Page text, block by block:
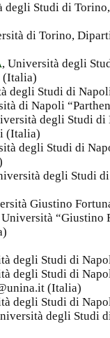
degli Studi di
di Torino,
, Università degli
(Italia)
degli Studi di
di Napoli
degli Studi di
(Italia)
degli Studi di
degli Studi
Giustino
Università “Giustino
degli Studi di
degli Studi di
(Italia)
degli Studi di
degli Studi